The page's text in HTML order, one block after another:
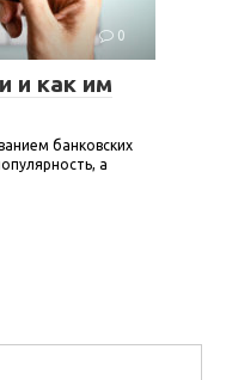
0
и как им
банковских
а